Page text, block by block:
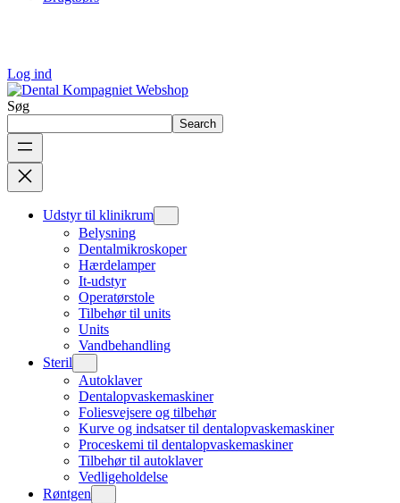
Log ind
Søg
Search
Udstyr til klinikrum
Belysning
Dentalmikroskoper
Hærdelamper
It-udstyr
Operatørstole
Tilbehør til units
Units
Vandbehandling
Steril
Autoklaver
Dentalopvaskemaskiner
Foliesvejsere og tilbehør
Kurve og indsatser til dentalopvaskemaskiner
Proceskemi til dentalopvaskemaskiner
Tilbehør til autoklaver
Vedligeholdelse
Røntgen